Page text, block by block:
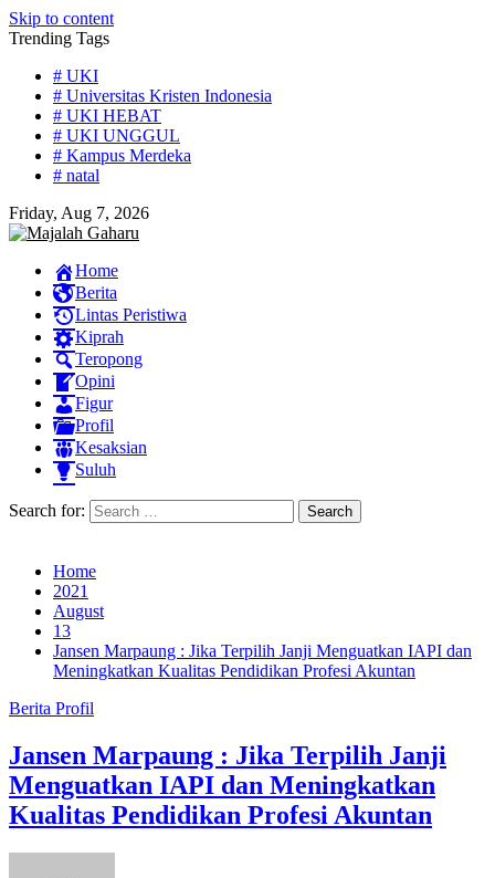
Skip to content
Trending Tags
# UKI
# Universitas Kristen Indonesia
# UKI HEBAT
# UKI UNGGUL
# Kampus Merdeka
# natal
Friday, Aug 7, 2026
Home
Berita
Lintas Peristiwa
Kiprah
Teropong
Opini
Figur
Profil
Kesaksian
Suluh
Search for:
Home
2021
August
13
Jansen Marpaung : Jika Terpilih Janji Menguatkan IAPI dan
Meningkatkan Kualitas Pendidikan Profesi Akuntan
Berita Profil
Jansen Marpaung : Jika Terpilih Janji
Menguatkan IAPI dan Meningkatkan
Kualitas Pendidikan Profesi Akuntan